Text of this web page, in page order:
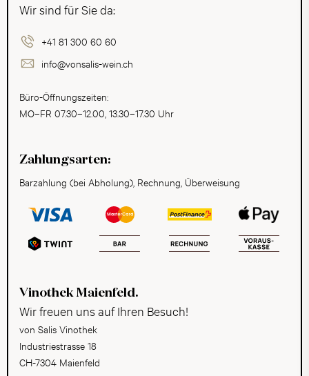
Wir sind für Sie da:
+41 81 300 60 60
info@vonsalis-wein.ch
Büro-Öffnungszeiten:
MO–FR 07.30–12.00, 13.30–17.30 Uhr
Zahlungsarten:
Barzahlung (bei Abholung), Rechnung, Überweisung
Vinothek Maienfeld.
Wir freuen uns auf Ihren Besuch!
von Salis Vinothek
Industriestrasse 18
CH-7304 Maienfeld